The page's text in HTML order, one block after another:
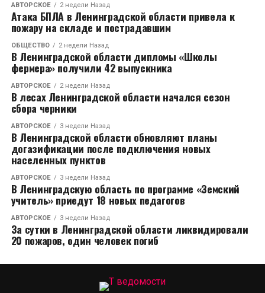
АВТОРСКОЕ 2 недели Назад
Атака БПЛА в Ленинградской области привела к
пожару на складе и пострадавшим
ОБЩЕСТВО 2 недели Назад
В Ленинградской области дипломы «Школы
фермера» получили 42 выпускника
АВТОРСКОЕ 2 недели Назад
В лесах Ленинградской области начался сезон
сбора черники
АВТОРСКОЕ 3 недели Назад
В Ленинградской области обновляют планы
догазификации после подключения новых
населенных пунктов
АВТОРСКОЕ 3 недели Назад
В Ленинградскую область по программе «Земский
учитель» приедут 18 новых педагогов
АВТОРСКОЕ 3 недели Назад
За сутки в Ленинградской области ликвидировали
20 пожаров, один человек погиб